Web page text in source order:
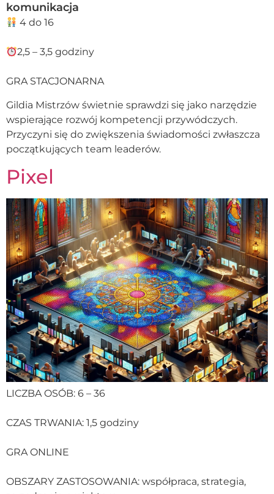
komunikacja
4 do 16
2,5 – 3,5 godziny
GRA STACJONARNA
Gildia Mistrzów świetnie sprawdzi się jako narzędzie
wspierające rozwój kompetencji przywódczych.
Przyczyni się do zwiększenia świadomości zwłaszcza
początkujących team leaderów.
Pixel
LICZBA OSÓB: 6 – 36
CZAS TRWANIA: 1,5 godziny
GRA ONLINE
OBSZARY ZASTOSOWANIA: współpraca, strategia,